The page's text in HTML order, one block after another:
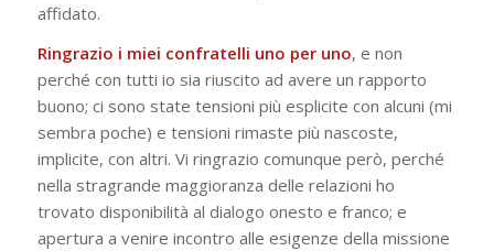
affidato.
Ringrazio i miei confratelli uno per uno, e non
perché con tutti io sia riuscito ad avere un rapporto
buono; ci sono state tensioni più esplicite con alcuni (mi
sembra poche) e tensioni rimaste più nascoste,
implicite, con altri. Vi ringrazio comunque però, perché
nella stragrande maggioranza delle relazioni ho
trovato disponibilità al dialogo onesto e franco; e
apertura a venire incontro alle esigenze della missione